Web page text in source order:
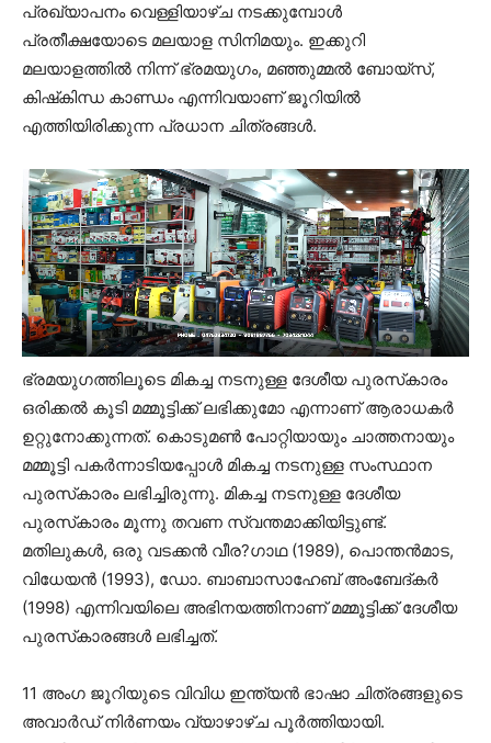
പ്രഖ്യാപനം വെള്ളിയാഴ്ച നടക്കുമ്പോള്‍
പ്രതീക്ഷയോടെ മലയാള സിനിമയും. ഇക്കുറി
മലയാളത്തില്‍ നിന്ന് ഭ്രമയുഗം, മഞ്ഞുമ്മല്‍ ബോയ്‌സ്,
കിഷ്‌കിന്ധ കാണ്ഡം എന്നിവയാണ് ജൂറിയില്‍
എത്തിയിരിക്കുന്ന പ്രധാന ചിത്രങ്ങള്‍.
ഭ്രമയുഗത്തിലൂടെ മികച്ച നടനുള്ള ദേശീയ പുരസ്‌കാരം
ഒരിക്കല്‍ കൂടി മമ്മൂട്ടിക്ക് ലഭിക്കുമോ എന്നാണ് ആരാധകര്‍
ഉറ്റുനോക്കുന്നത്. കൊടുമണ്‍ പോറ്റിയായും ചാത്തനായും
മമ്മൂട്ടി പകര്‍ന്നാടിയപ്പോള്‍ മികച്ച നടനുള്ള സംസ്ഥാന
പുരസ്‌കാരം ലഭിച്ചിരുന്നു. മികച്ച നടനുള്ള ദേശീയ
പുരസ്‌കാരം മൂന്നു തവണ സ്വന്തമാക്കിയിട്ടുണ്ട്.
മതിലുകള്‍, ഒരു വടക്കന്‍ വീര?ഗാഥ (1989), പൊന്തന്‍മാട,
വിധേയന്‍ (1993), ഡോ. ബാബാസാഹേബ് അംബേദ്കര്‍
(1998) എന്നിവയിലെ അഭിനയത്തിനാണ് മമ്മൂട്ടിക്ക് ദേശീയ
പുരസ്‌കാരങ്ങള്‍ ലഭിച്ചത്.
11 അംഗ ജൂറിയുടെ വിവിധ ഇന്ത്യന്‍ ഭാഷാ ചിത്രങ്ങളുടെ
അവാര്‍ഡ് നിര്‍ണയം വ്യാഴാഴ്ച പൂര്‍ത്തിയായി.